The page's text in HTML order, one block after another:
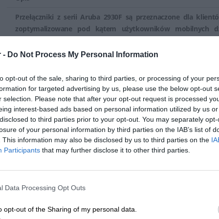
- Do Not Process My Personal Information
opt-out of the sale, sharing to third parties, or processing of your
for targeted advertising by us, please use the below opt-out
selection. Please note that after your opt-out request is processed
interest-based ads based on personal information utilized by us
to third parties prior to your opt-out. You may separately
of your personal information by third parties on the IAB’s list of
This information may also be disclosed by us to third parties on the
Participants that may further disclose it to other third parties.
Data Processing Opt Outs
opt-out of the Sharing of my personal data.
wydajność są kluczowe dla zapewnienia sprawnej pracy sieci oraz
końcowych.
Przełączniki z serii Aruba 2930F są przeznaczone dla
zoptymalizowane pod kątem użytkowników mobilnych
łączności przewodowej i bezprzewodowej. Te podstawowe
we wdrażaniu i obsłudze dzięki zaawansowanym
siecią, takim jak Aruba ClearPass Policy Manager i
instalacji na brzegach sieci dużych przedsiębiorstw oraz
oddziałów firmowych.
Kluczowe cechy
Wydajne przełączniki warstwy dostępu
Przełączniki z
łatwe w użyciu rozwiązanie do instalacji na brzegu sieci
średnich firm lub biur terenowych. Zapewnia spójny
bezprzewodowych dzięki obsłudze narzędzi do
Policy Manager i AirWave Network Management.
warstwy 3 obejmuje rutowanie statyczne i RIP, listy
Wydajność i moc na brzegu sieciPrzełączniki z serii Aruba